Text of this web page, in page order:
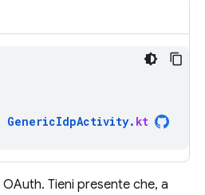
GenericIdpActivity. kt
Tieni presente che, a